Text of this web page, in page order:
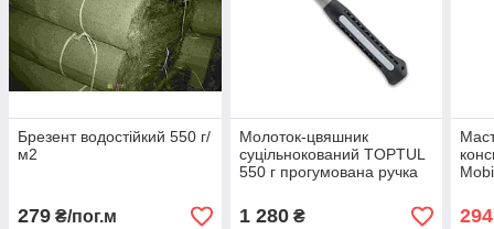
Брезент водостійкий 550 г/
м2
279 ₴/пог.м
Молоток-цвяшник
суцільнокований TOPTUL
550 г прогумована ручка
1 280₴ 294